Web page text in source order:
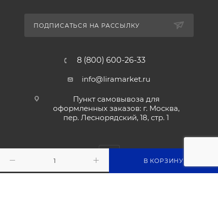
В КОРЗИНУ
ПОДПИСАТЬСЯ НА РАССЫЛКУ
8 (800) 600-26-33
info@liramarket.ru
Пункт самовывоза для
оформленных заказов: г. Москва,
пер. Леснорядский, 18, стр. 1